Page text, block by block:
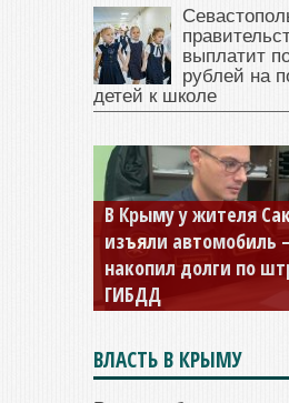
выплатит
рублей на
детей к школе
В Крыму у жителя
изъяли автомобиль
накопил долги по
ГИБДД
ВЛАСТЬ В КРЫМУ